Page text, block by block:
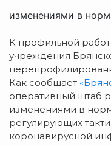
изменениями в
К профильной
учреждения
Как сообщает
оперативный штаб
изменениями в
регулирующих
коронавирусной